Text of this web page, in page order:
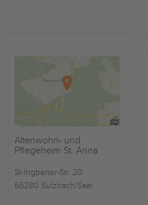
Altenwohn- und
Pflegeheim St. Anna
St-Ingberter-Str. 20
66280 Sulzbach/Saar